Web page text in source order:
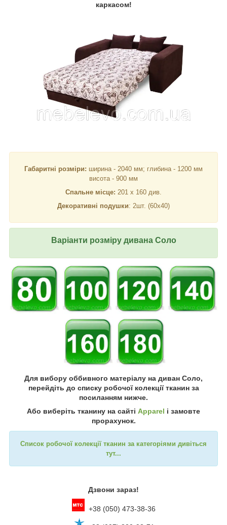
каркасом!
Габаритні розміри: ширина - 2040 мм; глибина - 1200 мм
висота - 900 мм
Спальне місце: 201 х 160 див.
Декоративні подушки: 2шт. (60х40)
Варіанти розміру дивана Соло
Для вибору оббивного матеріалу на диван Соло,
перейдіть до списку робочої колекції тканин за
посиланням нижче.
Або виберіть тканину на сайті Apparel і замовте
прорахунок.
Список робочої колекції тканин за категоріями дивіться
тут...
Дзвони зараз!
+38 (050) 473-38-36